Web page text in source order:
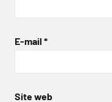
E-mail *
Site web